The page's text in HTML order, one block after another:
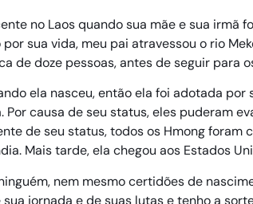
no Laos quando sua mãe e sua irmã
sua vida, meu pai atravessou o rio
de doze pessoas, antes de seguir para
ela nasceu, então ela foi adotada por
causa de seu status, eles puderam
de seu status, todos os Hmong foram
Mais tarde, ela chegou aos Estados
nem mesmo certidões de
jornada e de suas lutas e tenho a